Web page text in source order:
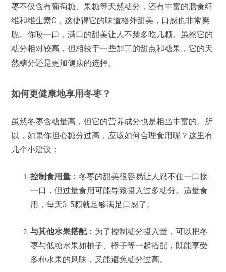
枣不仅含有葡萄糖、果糖等天然糖分，还有丰富的膳食纤
维和维生素C，这使得它的味道格外甜美，口感也非常爽
脆。你咬一口，满口的甜美让人不禁多吃几颗。虽然它的
糖分相对较高，但相较于一些加工的甜点和糖果，它的天
然糖分还是更加健康的选择。
如何更健康地享用冬枣？
虽然冬枣含糖量高，但它的营养成分也是相当丰富的。所
以，如果你担心糖分过高，应该如何合理食用呢？这里有
几个小建议：
控制食用量 ：冬枣的甜美很容易让人忍不住一口接
一口，但过量食用可能导致摄入过多糖分。适量食
用，每天3-5颗就足够满足口感了。
与其他水果搭配：为了控制糖分摄入量，可以把冬
枣与低糖水果如柚子、橙子等一起搭配，既能享受
多种水果的风味，又能避免糖分过高。